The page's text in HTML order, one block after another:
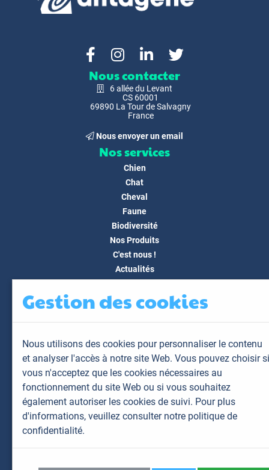
Nous contacter
6 allée du Levant
CS 60001
69890 La Tour de Salvagny
France
Nous envoyer un email
Nos services
Chien
Chat
Cheval
Faune
Biodiversité
Nos Produits
C'est nous !
Actualités
FAQ
Mon espace
Mes animaux
Mes résultats
Mes commandes
Mes factures
Gestion des cookies
Nous utilisons des cookies pour personnaliser le contenu
et analyser l'accès à notre site Web. Vous pouvez choisir si
vous n'acceptez que les cookies nécessaires au
fonctionnement du site Web ou si vous souhaitez
également autoriser les cookies de suivi. Pour plus
d'informations, veuillez consulter notre politique de
confidentialité.